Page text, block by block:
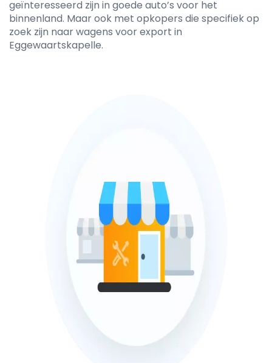
geïnteresseerd zijn in goede auto’s voor het
binnenland. Maar ook met opkopers die specifiek op
zoek zijn naar wagens voor export in
Eggewaartskapelle.